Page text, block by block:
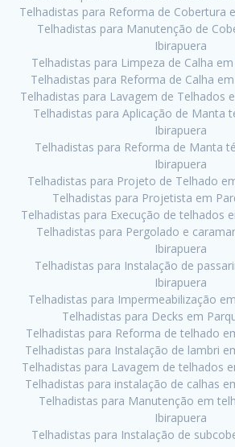
Telhadistas para Reforma de Cobertura
Telhadistas para Manutenção de
Ibirapuera
Telhadistas para Limpeza de Calha
Telhadistas para Reforma de Calha
Telhadistas para Lavagem de Telhados
Telhadistas para Aplicação de Manta
Ibirapuera
Telhadistas para Reforma de Manta
Ibirapuera
Telhadistas para Projeto de Telhado
Telhadistas para Projetista em
Telhadistas para Execução de telhados
Telhadistas para Pergolado e
Ibirapuera
Telhadistas para Instalação de
Ibirapuera
Telhadistas para Impermeabilização
Telhadistas para Decks em
Telhadistas para Reforma de telhado
Telhadistas para Instalação de lambri
Telhadistas para Lavagem de telhados
Telhadistas para instalação de calhas
Telhadistas para Manutenção em
Ibirapuera
Telhadistas para Instalação de